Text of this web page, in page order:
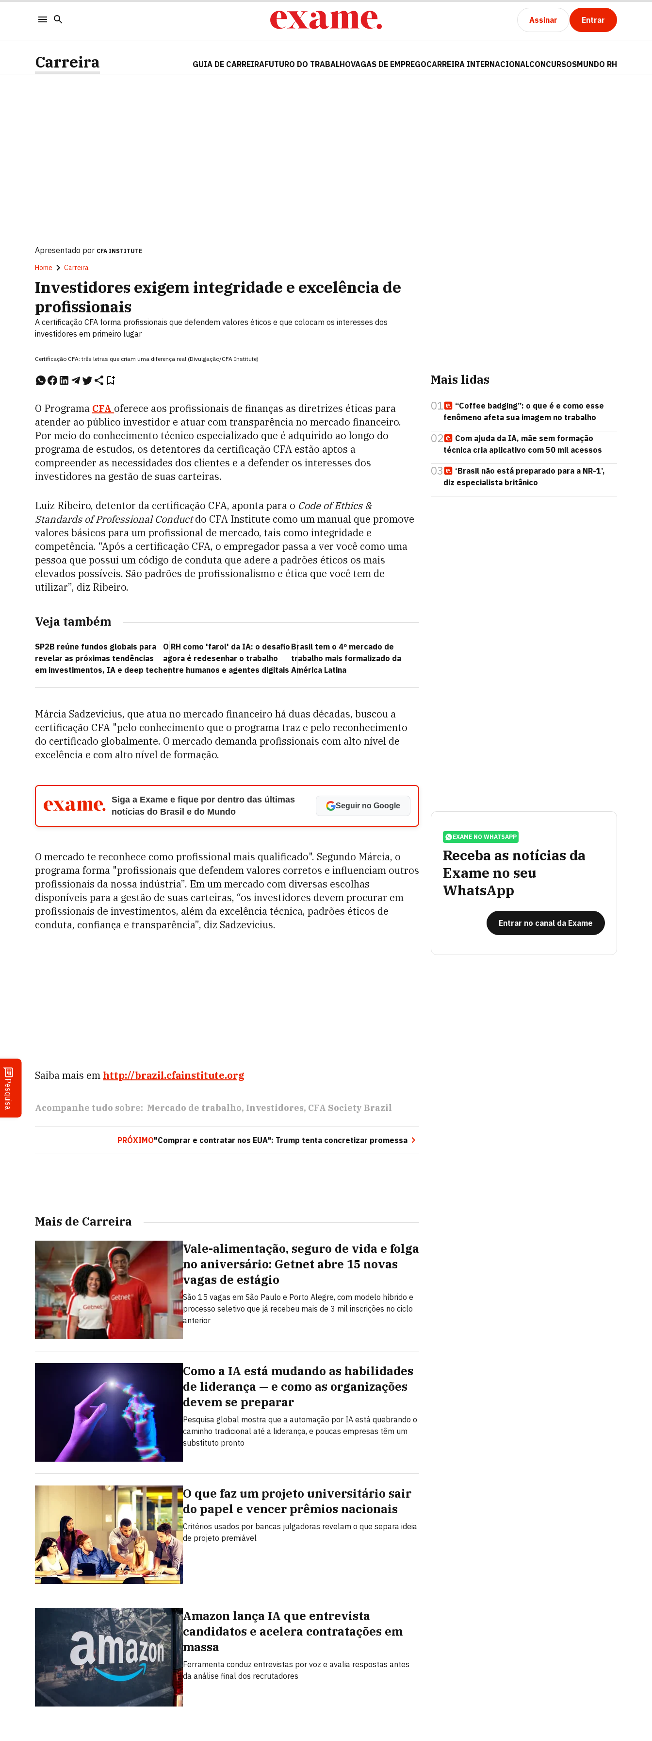
Assinar Entrar
Pesquisa
Carreira GUIA DE CARREIRAFUTURO DO TRABALHOVAGAS DE EMPREGOCARREIRA INTERNACIONALCONCURSOSMUNDO RH
Apresentado por CFA INSTITUTE
Home Carreira
Investidores exigem integridade e excelência de
profissionais
A certificação CFA forma profissionais que defendem valores éticos e que colocam os interesses dos
investidores em primeiro lugar
Certificação CFA: três letras que criam uma diferença real (Divulgação/CFA Institute)
O Programa CFA oferece aos profissionais de finanças as diretrizes éticas para
atender ao público investidor e atuar com transparência no mercado financeiro.
Por meio do conhecimento técnico especializado que é adquirido ao longo do
programa de estudos, os detentores da certificação CFA estão aptos a
compreender as necessidades dos clientes e a defender os interesses dos
investidores na gestão de suas carteiras.
Luiz Ribeiro, detentor da certificação CFA, aponta para o Code of Ethics &
Standards of Professional Conductdo CFA Institute como um manual que promove
valores básicos para um profissional de mercado, tais como integridade e
competência. “Após a certificação CFA, o empregador passa a ver você como uma
pessoa que possui um código de conduta que adere a padrões éticos os mais
elevados possíveis. São padrões de profissionalismo e ética que você tem de
utilizar”, diz Ribeiro.
Veja também
SP2B reúne fundos globais para
revelar as próximas tendências
em investimentos, IA e deep tech
O RH como 'farol' da IA: o desafio
agora é redesenhar o trabalho
entre humanos e agentes digitais
Brasil tem o 4º mercado de
trabalho mais formalizado da
América Latina
Márcia Sadzevicius, que atua no mercado financeiro há duas décadas, buscou a
certificação CFA "pelo conhecimento que o programa traz e pelo reconhecimento
do certificado globalmente. O mercado demanda profissionais com alto nível de
excelência e com alto nível de formação.
Siga a Exame e fique por dentro das últimas
notícias do Brasil e do Mundo
Seguir no Google
O mercado te reconhece como profissional mais qualificado". Segundo Márcia, o
programa forma "profissionais que defendem valores corretos e influenciam outros
profissionais da nossa indústria”. Em um mercado com diversas escolhas
disponíveis para a gestão de suas carteiras, “os investidores devem procurar em
profissionais de investimentos, além da excelência técnica, padrões éticos de
conduta, confiança e transparência”, diz Sadzevicius.
Saiba mais em http://brazil.cfainstitute.org
Acompanhe tudo sobre: Mercado de trabalho Investidores CFA Society Brazil
PRÓXIMO"Comprar e contratar nos EUA": Trump tenta concretizar promessa
Mais de Carreira
Vale-alimentação, seguro de vida e folga
no aniversário: Getnet abre 15 novas
vagas de estágio
São 15 vagas em São Paulo e Porto Alegre, com modelo híbrido e
processo seletivo que já recebeu mais de 3 mil inscrições no ciclo
anterior
Como a IA está mudando as habilidades
de liderança — e como as organizações
devem se preparar
Pesquisa global mostra que a automação por IA está quebrando o
caminho tradicional até a liderança, e poucas empresas têm um
substituto pronto
O que faz um projeto universitário sair
do papel e vencer prêmios nacionais
Critérios usados por bancas julgadoras revelam o que separa ideia
de projeto premiável
Amazon lança IA que entrevista
candidatos e acelera contratações em
massa
Ferramenta conduz entrevistas por voz e avalia respostas antes
da análise final dos recrutadores
Mais lidas
01
“Coffee badging”: o que é e como esse
fenômeno afeta sua imagem no trabalho
02
Com ajuda da IA, mãe sem formação
técnica cria aplicativo com 50 mil acessos
03
‘Brasil não está preparado para a NR-1’,
diz especialista britânico
EXAME NO WHATSAPP
Receba as notícias da
Exame no seu
WhatsApp
Entrar no canal da Exame